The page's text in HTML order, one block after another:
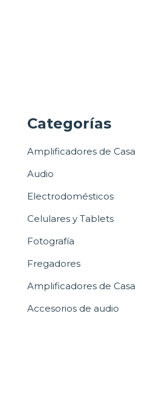
Categorías
Amplificadores de Casa
Audio
Electrodomésticos
Celulares y Tablets
Fotografía
Fregadores
Amplificadores de Casa
Accesorios de audio